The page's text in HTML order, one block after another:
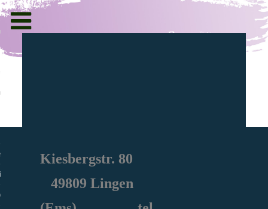
und Informationen
Sozialarbeit
Toggle
navigation
Kiesbergstr. 80
49809 Lingen